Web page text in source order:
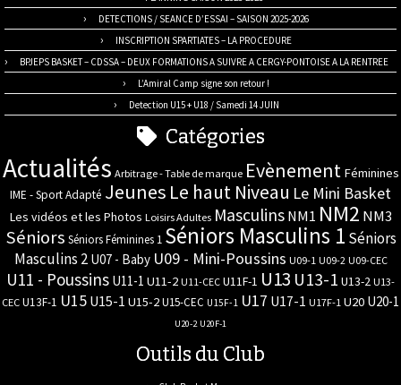
DETECTIONS / SEANCE D’ESSAI – SAISON 2025-2026
INSCRIPTION SPARTIATES – LA PROCEDURE
BPJEPS BASKET – CDSSA – DEUX FORMATIONS A SUIVRE A CERGY-PONTOISE A LA RENTREE
L’Amiral Camp signe son retour !
Detection U15 + U18 / Samedi 14 JUIN
Catégories
Actualités Arbitrage - Table de marque Evènement Féminines
IME - Sport Adapté Jeunes Le haut Niveau Le Mini Basket
Les vidéos et les Photos Loisirs Adultes Masculins NM1 NM2 NM3
Séniors Séniors Féminines 1 Séniors Masculins 1 Séniors
Masculins 2 U07 - Baby U09 - Mini-Poussins U09-1 U09-2 U09-CEC
U11 - Poussins U11-1 U11-2 U11-CEC U11F-1 U13 U13-1 U13-2 U13-
CEC U13F-1 U15 U15-1 U15-2U15-CEC U15F-1 U17 U17-1 U17F-1 U20 U20-1
U20-2 U20F-1
Outils du Club